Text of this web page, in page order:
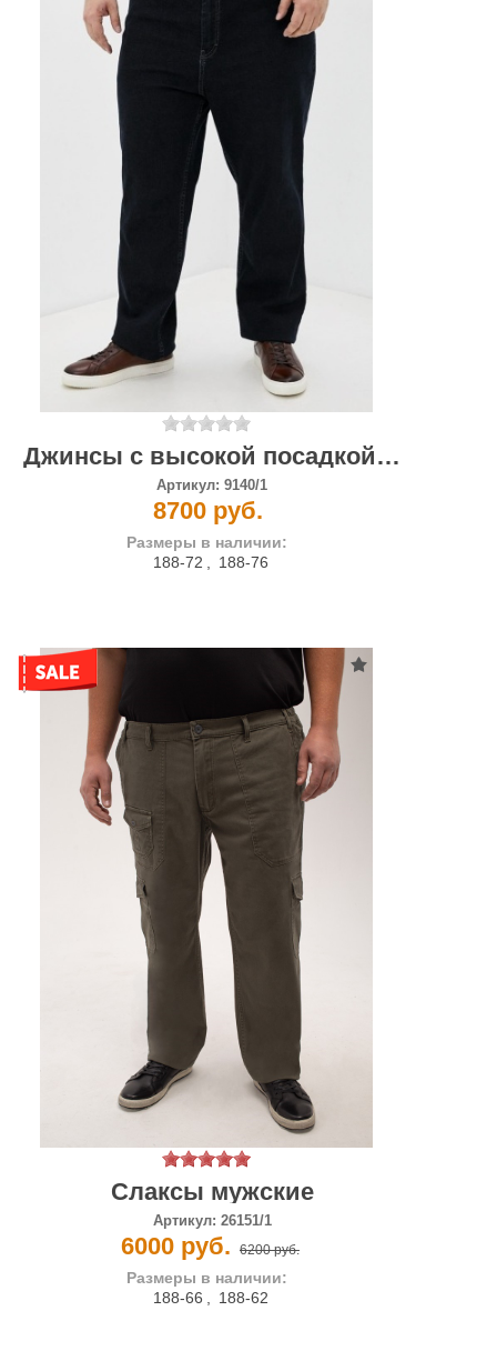
Джинсы с высокой посадкой мужские
Артикул: 9140/1
8700 руб.
Размеры в наличии:
188-72 , 188-76
Слаксы мужские
Артикул: 26151/1
6000 руб. 6200 руб.
Размеры в наличии:
188-66
188-62